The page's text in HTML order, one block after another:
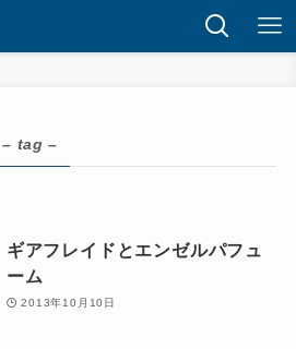
– tag –
ギアフレイドとエンゼルパフュ
ーム
2013年10月10日